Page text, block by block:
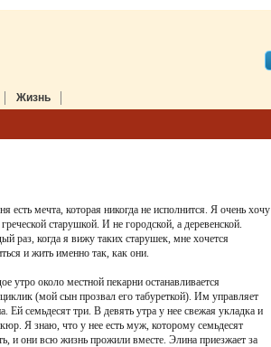
Жизнь
есть мечта, которая никогда не исполнится. Я очень хочу
старушкой. И не городской, а деревенской.
раз, когда я вижу таких старушек, мне хочется
и жить именно так, как они.
утро около местной пекарни останавливается
(мой сын прозвал его табуреткой). Им управляет
Ей семьдесят три. В девять утра у нее свежая укладка и
Я знаю, что у нее есть муж, которому семьдесят
и они всю жизнь прожили вместе. Элина приезжает за